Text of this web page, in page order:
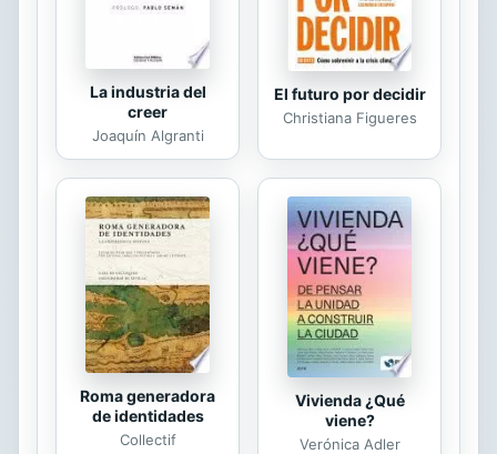
la historicidad del fenómeno...
La industria del
creer
Joaquín Algranti
El futuro por decidir
Christiana Figueres
Roma generadora
de identidades
Collectif
Vivienda ¿Qué
viene?
Verónica Adler